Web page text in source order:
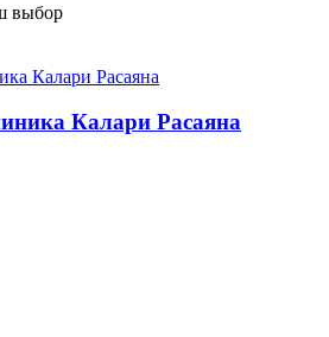
выбор
Калари Расаяна